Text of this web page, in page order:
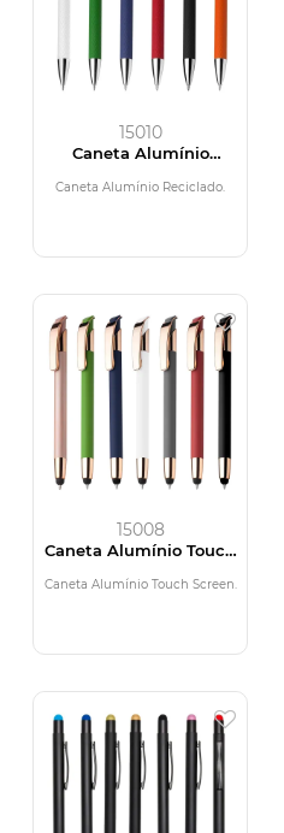
15010
Caneta Alumínio
Caneta Alumínio Reciclado.
15008
Caneta Alumínio Touch
Caneta Alumínio Touch Screen.